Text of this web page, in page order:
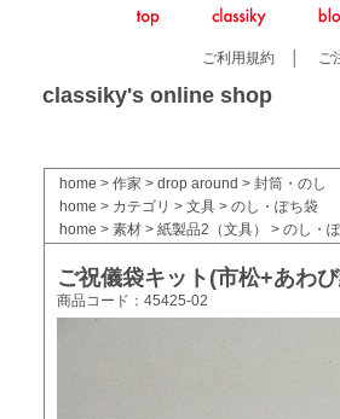
ご利用規約 ご
classiky's online shop
home > 作家 > drop around > 封筒・のし
home > カテゴリ > 文具 > のし・ぽち袋
home > 素材 > 紙製品2（文具） > のし・
ご祝儀袋キット(市松+あわ
商品コード：45425-02